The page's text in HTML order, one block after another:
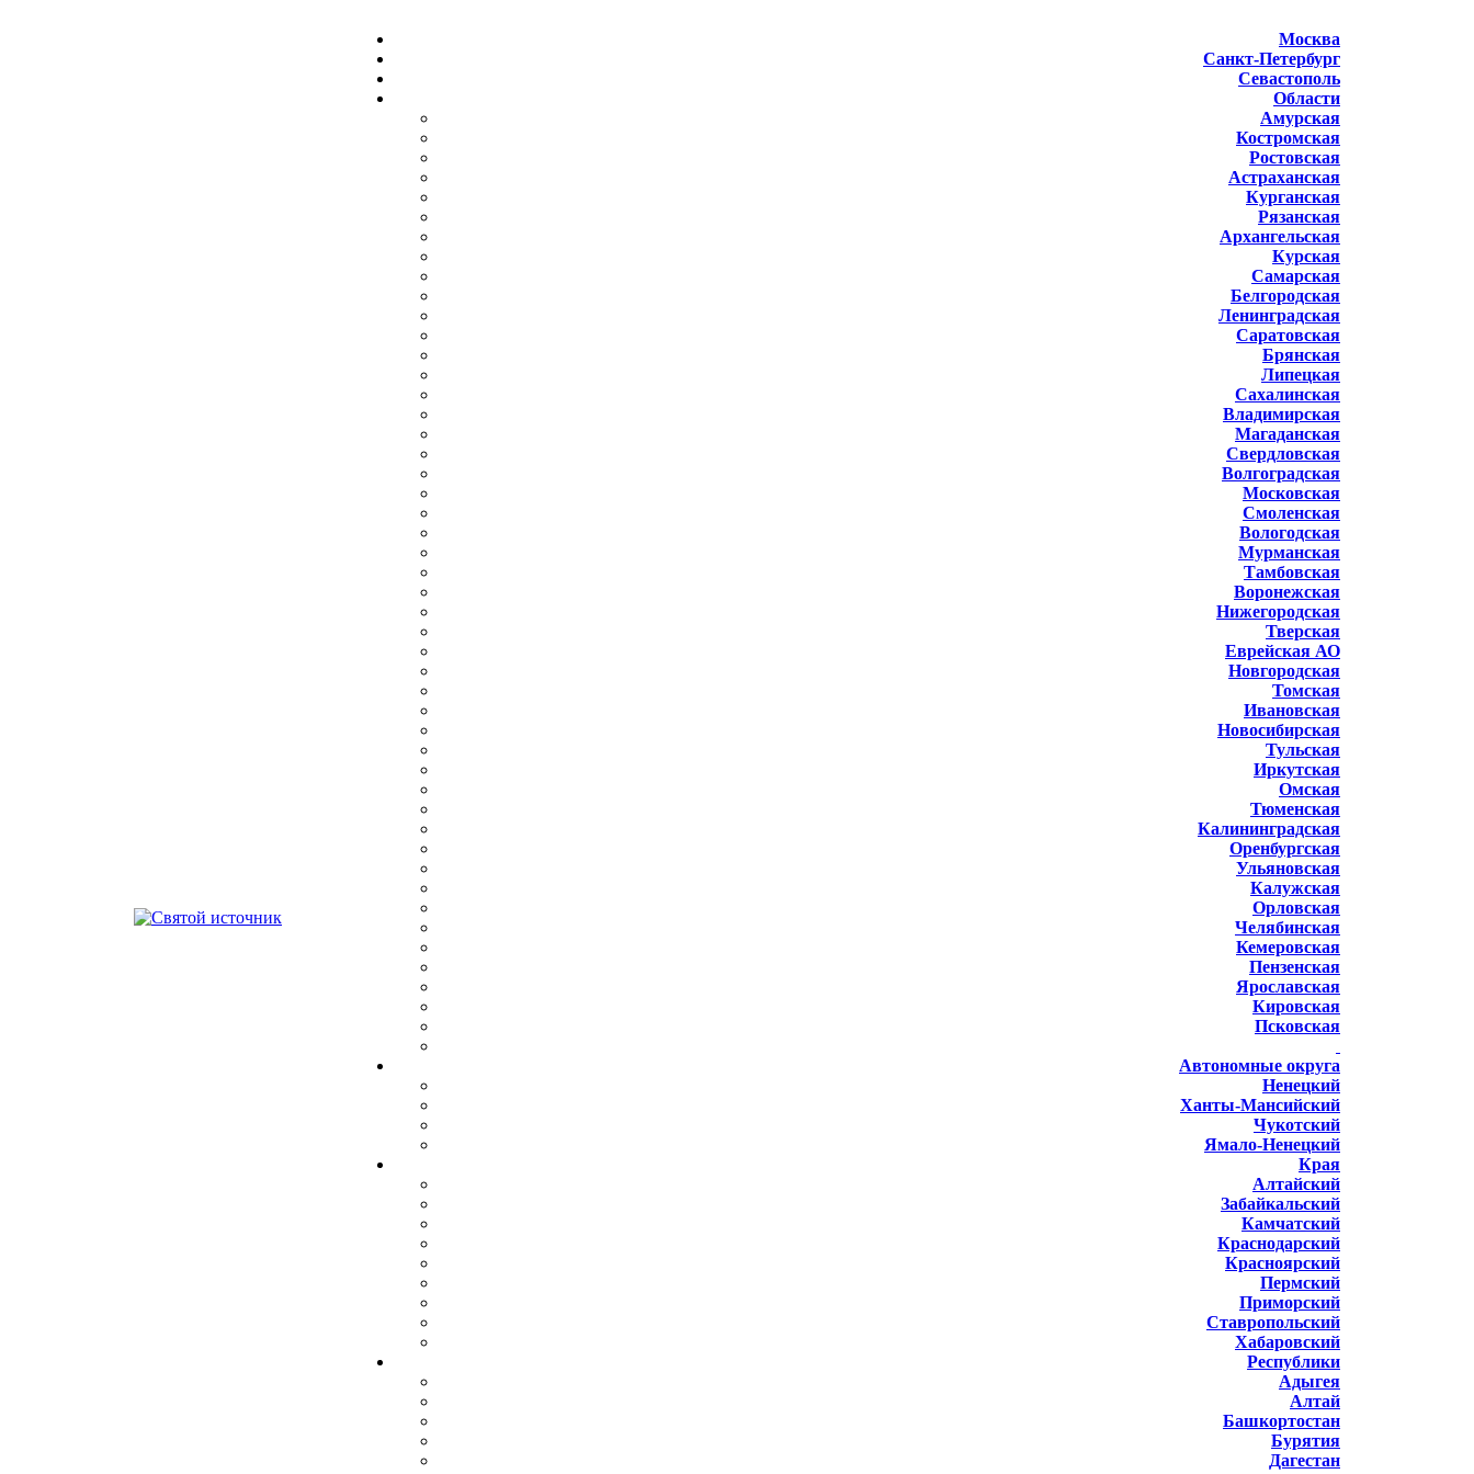
Москва
Санкт-Петербург
Севастополь
Области
Амурская
Костромская
Ростовская
Астраханская
Курганская
Рязанская
Архангельская
Курская
Самарская
Белгородская
Ленинградская
Саратовская
Брянская
Липецкая
Сахалинская
Владимирская
Магаданская
Свердловская
Волгоградская
Московская
Смоленская
Вологодская
Мурманская
Тамбовская
Воронежская
Нижегородская
Тверская
Еврейская АО
Новгородская
Томская
Ивановская
Новосибирская
Тульская
Иркутская
Омская
Тюменская
Калининградская
Оренбургская
Ульяновская
Калужская
Орловская
Челябинская
Кемеровская
Пензенская
Ярославская
Кировская
Псковская
Автономные округа
Ненецкий
Ханты-Мансийский
Чукотский
Ямало-Ненецкий
Края
Алтайский
Забайкальский
Камчатский
Краснодарский
Красноярский
Пермский
Приморский
Ставропольский
Хабаровский
Республики
Адыгея
Алтай
Башкортостан
Бурятия
Дагестан